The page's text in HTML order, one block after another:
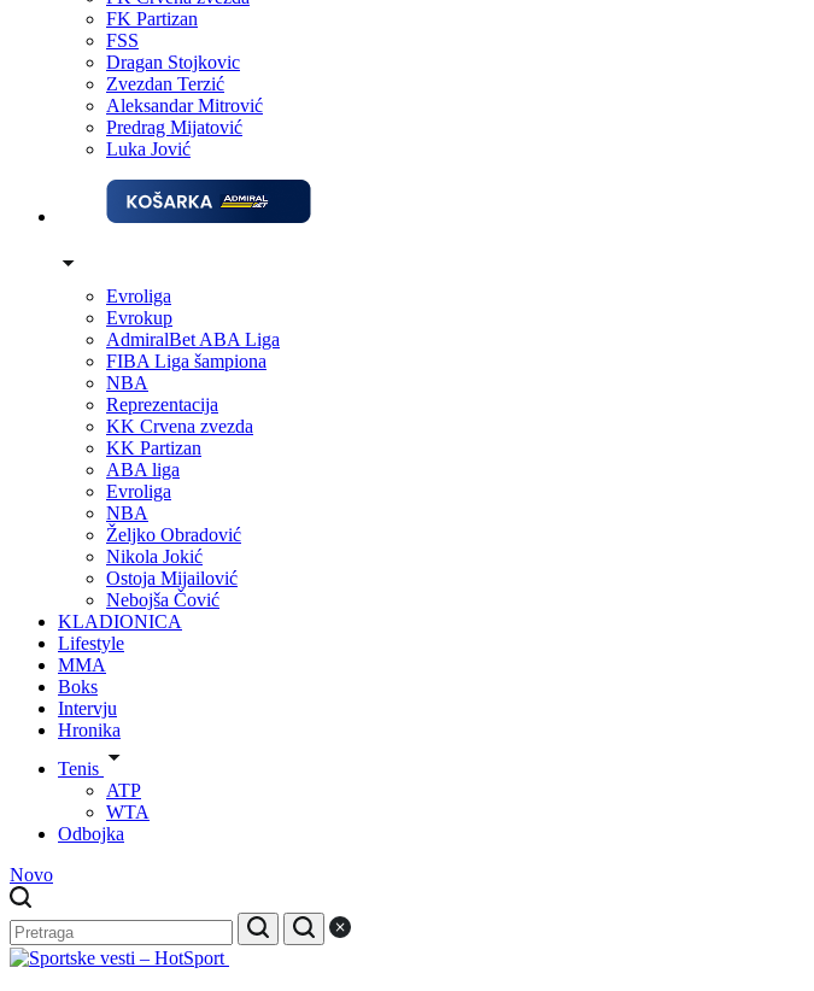
FK Partizan
FSS
Dragan Stojkovic
Zvezdan Terzić
Aleksandar Mitrović
Predrag Mijatović
Luka Jović
Evroliga
Evrokup
AdmiralBet ABA Liga
FIBA Liga šampiona
NBA
Reprezentacija
KK Crvena zvezda
KK Partizan
ABA liga
Evroliga
NBA
Željko Obradović
Nikola Jokić
Ostoja Mijailović
Nebojša Čović
KLADIONICA
Lifestyle
MMA
Boks
Intervju
Hronika
Tenis
ATP
WTA
Odbojka
Novo